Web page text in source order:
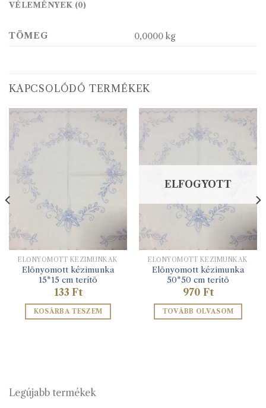
VÉLEMÉNYEK (0)
TÖMEG 0,0000 kg
KAPCSOLÓDÓ TERMÉKEK
ELŐNYOMOTT KÉZIMUNKÁK
Elönyomott kézimunka
15*15 cm terítö
133 Ft
KOSÁRBA TESZEM
ELFOGYOTT
ELŐNYOMOTT KÉZIMUNKÁK
Elönyomott kézimunka
50*50 cm terítö
970 Ft
TOVÁBB OLVASOM
Legújabb termékek